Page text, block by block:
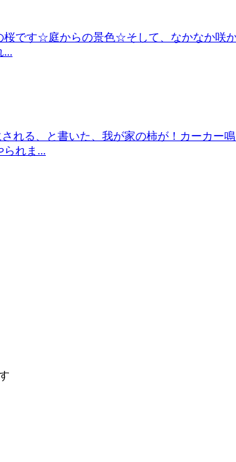
です☆庭からの景色☆そして、なかなか咲
...
る、と書いた、我が家の柿が！カーカー
られま...